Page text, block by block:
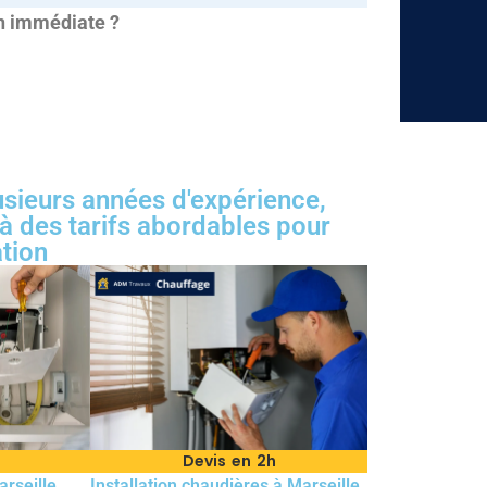
immédiate ?
années d'expérience,
des tarifs abordables pour
Devis en 2h